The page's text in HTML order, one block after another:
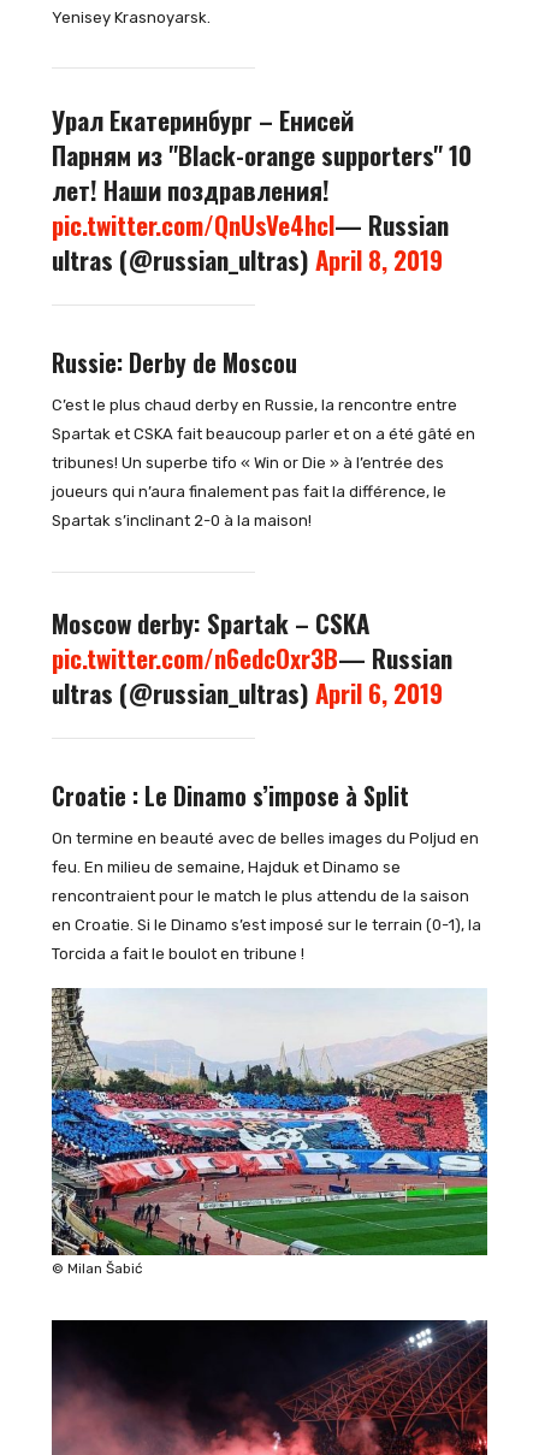
Yenisey Krasnoyarsk.
Урал Екатеринбург – Енисей
Парням из "Black-orange supporters" 10
лет! Наши поздравления!
pic.twitter.com/QnUsVe4hcl— Russian
ultras (@russian_ultras)April 8, 2019
Russie: Derby de Moscou
C’est le plus chaud derby en Russie, la rencontre entre
Spartak et CSKA fait beaucoup parler et on a été gâté en
tribunes! Un superbe tifo « Win or Die » à l’entrée des
joueurs qui n’aura finalement pas fait la différence, le
Spartak s’inclinant 2-0 à la maison!
Moscow derby: Spartak – CSKA
pic.twitter.com/n6edcOxr3B— Russian
ultras (@russian_ultras)April 6, 2019
Croatie : Le Dinamo s’impose à Split
On termine en beauté avec de belles images du Poljud en
feu. En milieu de semaine, Hajduk et Dinamo se
rencontraient pour le match le plus attendu de la saison
en Croatie. Si le Dinamo s’est imposé sur le terrain (0-1), la
Torcida a fait le boulot en tribune !
© Milan Šabić